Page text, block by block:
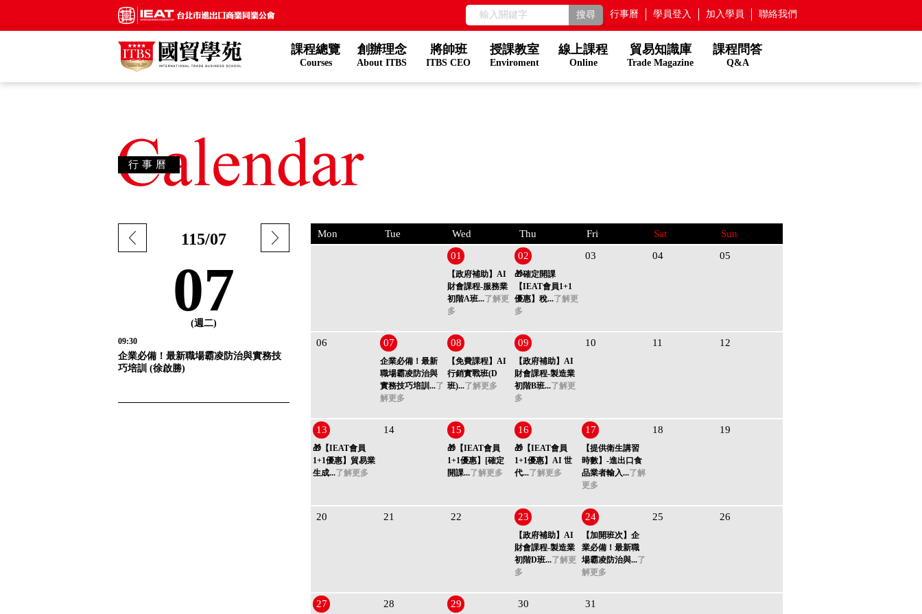
行事曆 學員登入 加入學員 聯絡我們
課程總覽
Courses
創辦理念
About ITBS
將帥班
ITBS CEO
授課教室
Enviroment
線上課程
Online
貿易知識庫
Trade Magazine
課程問答
Q&A
行事曆
Mon Tue Wed Thu Fri Sat
Sun
01
【政府補助】AI
財會課程-服務業
初階A班...了解更
多
02
🎁確定開課
【IEAT會員1+1
優惠】稅...了解更
多
03 04 05
06 07
企業必備！最新
職場霸凌防治與
實務技巧培訓...了
解更多
08
【免費課程】AI
行銷實戰班(D
班)...了解更多
09
【政府補助】AI
財會課程-製造業
初階B班...了解更
多
10 11 12
13
🎁【IEAT會員
1+1優惠】貿易業
生成...了解更多
14 15
🎁【IEAT會員
1+1優惠】[確定
開課...了解更多
16
🎁【IEAT會員
1+1優惠】AI 世
代...了解更多
17
【提供衛生講習
時數】-進出口食
品業者輸入...了解
更多
18 19
20 21 22 23
【政府補助】AI
財會課程-製造業
初階D班...了解更
多
24
【加開班次】企
業必備！最新職
場霸凌防治與...了
解更多
25 26
27 28 29 30 31
115/07
07
(週二)
09:30
企業必備！最新職場霸凌防治與實務技
巧培訓 (徐啟勝)